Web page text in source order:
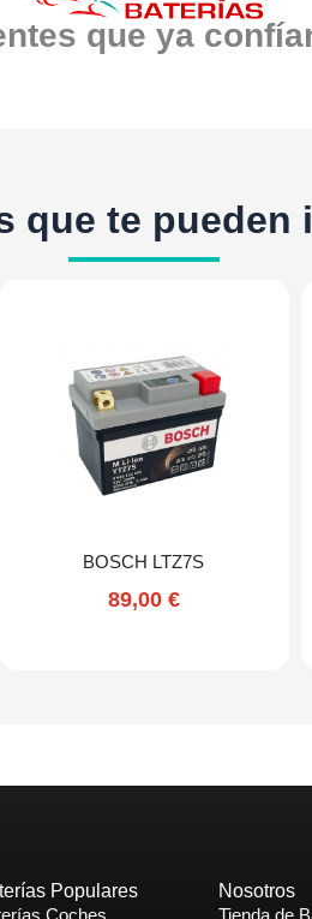
que ya
que te pueden
BOSCH LTZ7S
89,00 €
Populares
Coches
Nosotros
Tienda de